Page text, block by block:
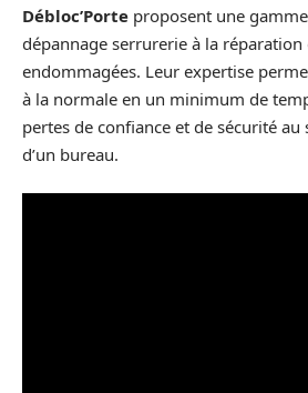
Débloc’Porte proposent une
dépannage serrurerie à la réparation
endommagées. Leur expertise
à la normale en un minimum de
pertes de confiance et de sécurité au
d’un bureau.